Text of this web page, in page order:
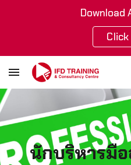
Download
นักบริหารมื